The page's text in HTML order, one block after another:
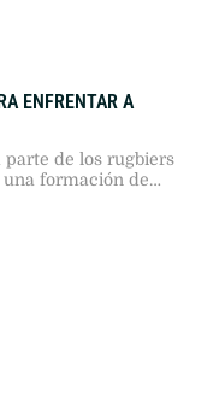
ENFRENTAR A
de los rugbiers
formación de
bicampeón